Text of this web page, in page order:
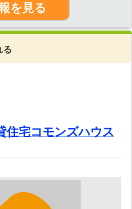
を見る
る
住宅コモンズハウス